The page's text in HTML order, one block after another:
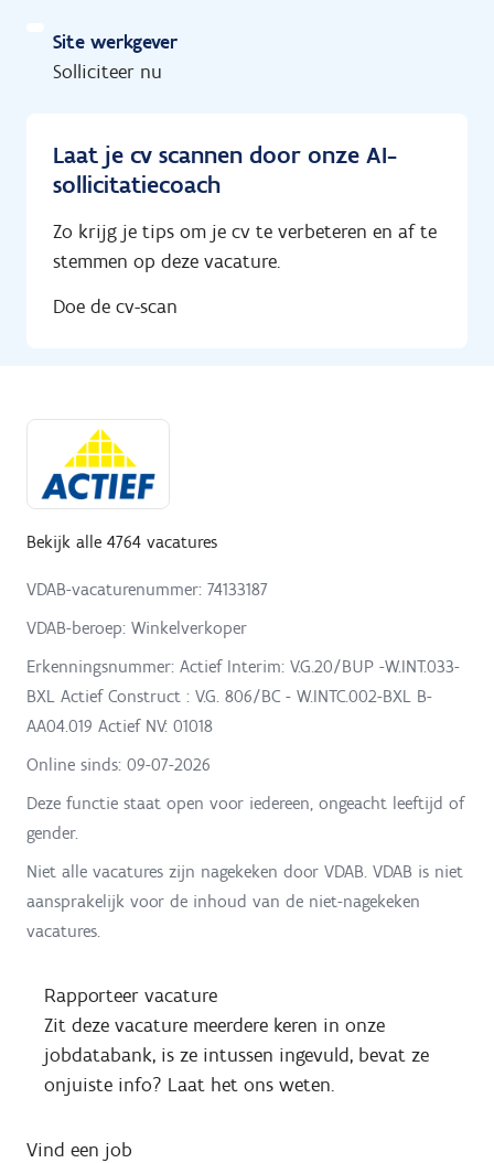
Site werkgever
Solliciteer nu
Laat je cv scannen door onze AI-
sollicitatiecoach
Zo krijg je tips om je cv te verbeteren en af te
stemmen op deze vacature.
Doe de cv-scan
Bekijk alle 4764 vacatures
VDAB-vacaturenummer: 74133187
VDAB-beroep: Winkelverkoper
Erkenningsnummer: Actief Interim: V.G.20/BUP -W.INT.033-
BXL Actief Construct : V.G. 806/BC - W.INTC.002-BXL B-
AA04.019 Actief NV: 01018
Online sinds: 09-07-2026
Deze functie staat open voor iedereen, ongeacht leeftijd of
gender.
Niet alle vacatures zijn nagekeken door VDAB. VDAB is niet
aansprakelijk voor de inhoud van de niet-nagekeken
vacatures.
Rapporteer vacature
Zit deze vacature meerdere keren in onze
jobdatabank, is ze intussen ingevuld, bevat ze
onjuiste info? Laat het ons weten.
Vind een job